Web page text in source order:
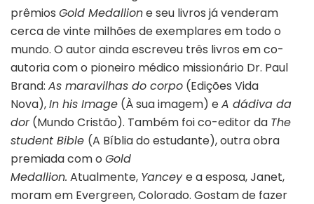
prêmios Gold Medallione seu livros já venderam
cerca de vinte milhões de exemplares em todo o
mundo. O autor ainda escreveu três livros em co-
autoria com o pioneiro médico missionário Dr. Paul
Brand: As maravilhas do corpo (Edições Vida
Nova),In his Image (À sua imagem) eA dádiva da
dor(Mundo Cristão). Também foi co-editor da The
student Bible (A Bíblia do estudante), outra obra
premiada com o Gold
Medallion. Atualmente, Yanceye a esposa, Janet,
moram em Evergreen, Colorado. Gostam de fazer